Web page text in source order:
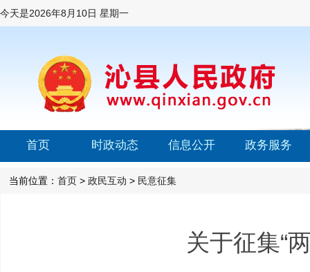
今天是2026年8月10日 星期一
首页 时政动态 信息公开 政务服务
当前位置： 首页 > 政民互动 > 民意征集
关于征集“